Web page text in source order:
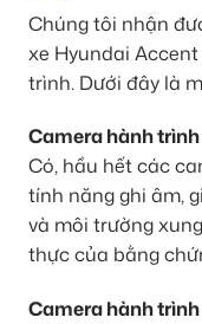
Chúng tôi nhận
xe Hyundai
trình. Dưới đây là
Camera hành
Có, hầu hết các
tính năng ghi âm,
và môi trường
thực của bằng
Camera hành